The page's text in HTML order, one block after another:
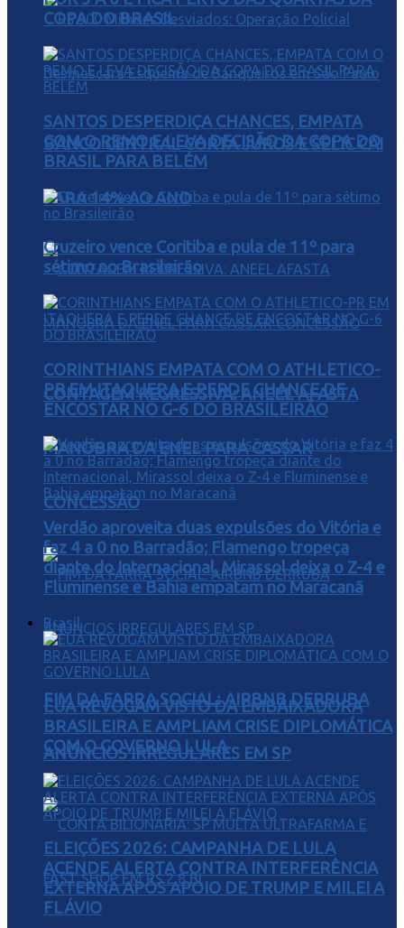
BANCO CENTRAL CORTA JUROS E SELIC CAI
PARA 14% AO ANO
CONTAGEM REGRESSIVA: ANEEL AFASTA
MANOBRA DA ENEL PARA CASSAR
CONCESSÃO
FIM DA FARRA SOCIAL: AIRBNB DERRUBA
ANÚNCIOS IRREGULARES EM SP
COPA DO BRASIL
SANTOS DESPERDIÇA CHANCES, EMPATA
COM O REMO E LEVA DECISÃO DA COPA DO
BRASIL PARA BELÉM
Cruzeiro vence Coritiba e pula de 11º para
sétimo no Brasileirão
CORINTHIANS EMPATA COM O ATHLETICO-
PR EM ITAQUERA E PERDE CHANCE DE
ENCOSTAR NO G-6 DO BRASILEIRÃO
Verdão aproveita duas expulsões do Vitória e
faz 4 a 0 no Barradão; Flamengo tropeça
diante do Internacional, Mirassol deixa o Z-4 e
Fluminense e Bahia empatam no Maracanã
Brasil
EUA REVOGAM VISTO DA EMBAIXADORA
BRASILEIRA E AMPLIAM CRISE DIPLOMÁTICA
COM O GOVERNO LULA
ELEIÇÕES 2026: CAMPANHA DE LULA
ACENDE ALERTA CONTRA INTERFERÊNCIA
EXTERNA APÓS APOIO DE TRUMP E MILEI A
FLÁVIO